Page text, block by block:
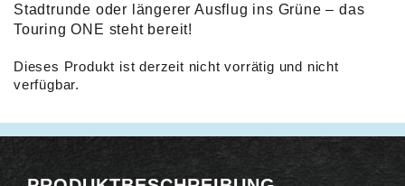
Stadtrunde oder längerer Ausflug ins Grüne – das
Touring ONE steht bereit!
Dieses Produkt ist derzeit nicht vorrätig und nicht
verfügbar.